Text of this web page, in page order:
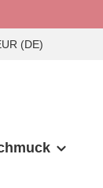
(DE)